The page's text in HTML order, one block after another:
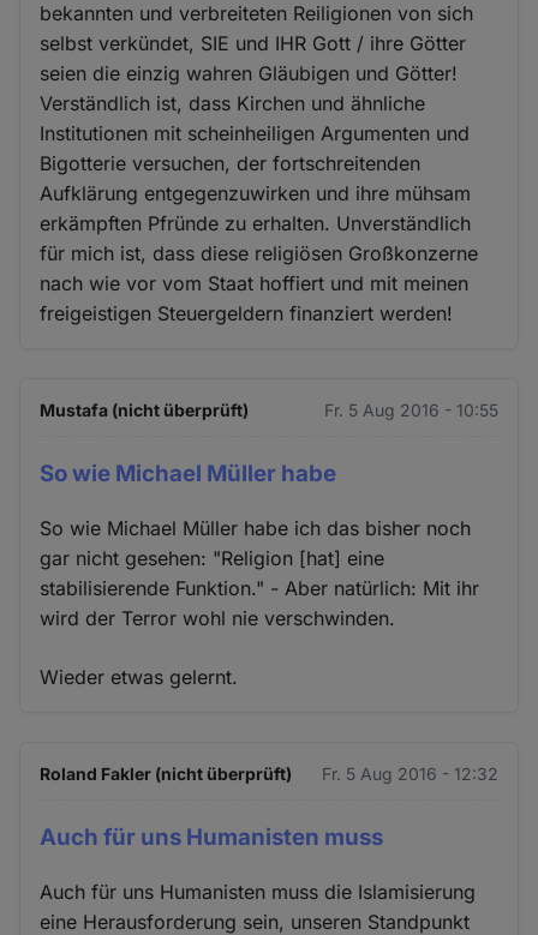
bekannten und verbreiteten Reiligionen von sich
selbst verkündet, SIE und IHR Gott / ihre Götter
seien die einzig wahren Gläubigen und Götter!
Verständlich ist, dass Kirchen und ähnliche
Institutionen mit scheinheiligen Argumenten und
Bigotterie versuchen, der fortschreitenden
Aufklärung entgegenzuwirken und ihre mühsam
erkämpften Pfründe zu erhalten. Unverständlich
für mich ist, dass diese religiösen Großkonzerne
nach wie vor vom Staat hoffiert und mit meinen
freigeistigen Steuergeldern finanziert werden!
Mustafa (nicht überprüft) Fr. 5 Aug 2016 - 10:55
So wie Michael Müller habe
So wie Michael Müller habe ich das bisher noch
gar nicht gesehen: "Religion [hat] eine
stabilisierende Funktion." - Aber natürlich: Mit ihr
wird der Terror wohl nie verschwinden.
Wieder etwas gelernt.
Roland Fakler (nicht überprüft) Fr. 5 Aug 2016 - 12:32
Auch für uns Humanisten muss
Auch für uns Humanisten muss die Islamisierung
eine Herausforderung sein, unseren Standpunkt